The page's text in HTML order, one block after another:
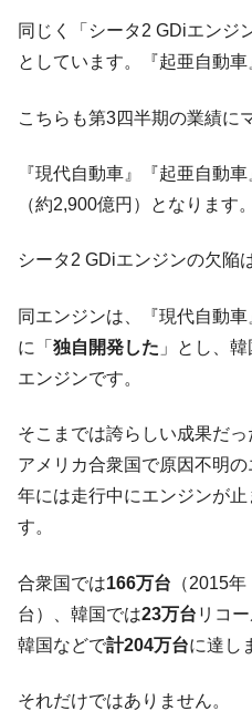
同じく「シータ2 GDiエンジ
としています。『起亜自動車
こちらも第3四半期の業績に
『現代自動車』『起亜自動車
（約2,900億円）となります。
シータ2 GDiエンジンの欠陥
同エンジンは、『現代自動
に「 独自開発した 」とし、
エンジンです。
そこまでは誇らしい成果だ
アメリカ合衆国で原因不明
年には走行中にエンジンが
す。
合衆国では166万台 （2015
台）、韓国では23万台 リコ
韓国などで計204万台に達し
それだけではありません。